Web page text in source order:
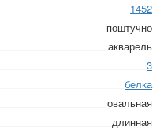
1452
поштучно
акварель
3
белка
овальная
длинная